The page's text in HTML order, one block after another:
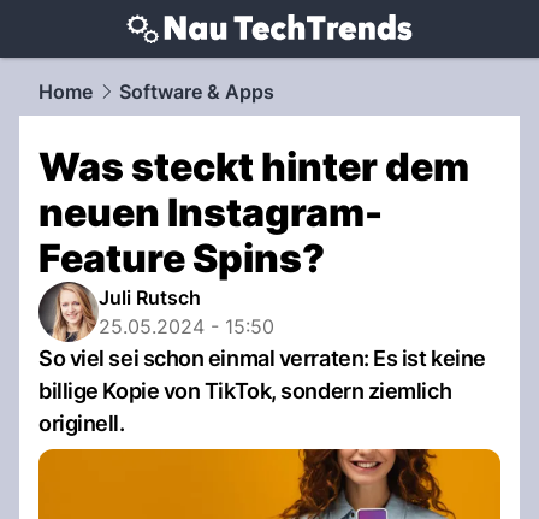
techtrends.NAU.ch
Home Software & Apps
Was steckt hinter dem
neuen Instagram-
Feature Spins?
Juli Rutsch
25.05.2024 - 15:50
So viel sei schon einmal verraten: Es ist keine
billige Kopie von TikTok, sondern ziemlich
originell.